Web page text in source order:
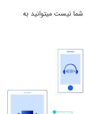
نیست میتوانید به